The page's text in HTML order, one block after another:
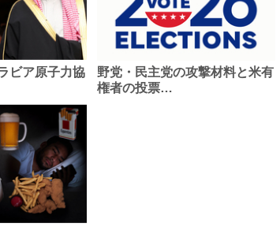
ビア原子力協
野党・民主党の攻撃材料と米有
権者の投票…